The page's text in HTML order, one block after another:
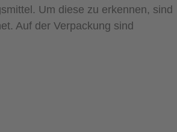
Um diese zu erkennen, sind
Auf der Verpackung sind